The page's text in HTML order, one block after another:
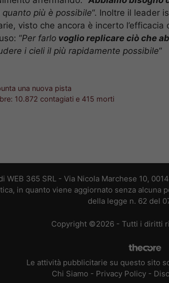
più è possibile“. Inoltre il leader
visto che ancora è incerto l’efficacia
“Per farlo voglio replicare ciò che
i cieli il più rapidamente possibile“
una nuova pista
10.872 contagiati e 415 morti
WEB 365 SRL - Via Nicola Marchese 10,
in quanto viene aggiornato senza
della legge n. 62 del
Copyright ©2026 - Tutti i diritti
Le attività pubblicitarie su questo sito
Chi Siamo - Privacy Policy -